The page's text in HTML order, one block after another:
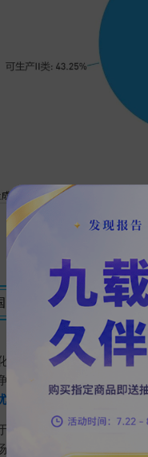
创新器械
率不高，高端产品领域
之地。进口替代的顺利进
明显
。
医疗器械行业加大扶持
份额，鼓励进口替代。